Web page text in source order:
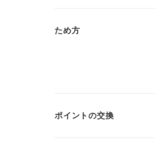
ため方
ポイントの交換